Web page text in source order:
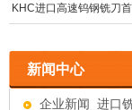
KHC进口高速钨钢铣刀
新闻中心
企业新闻_进口